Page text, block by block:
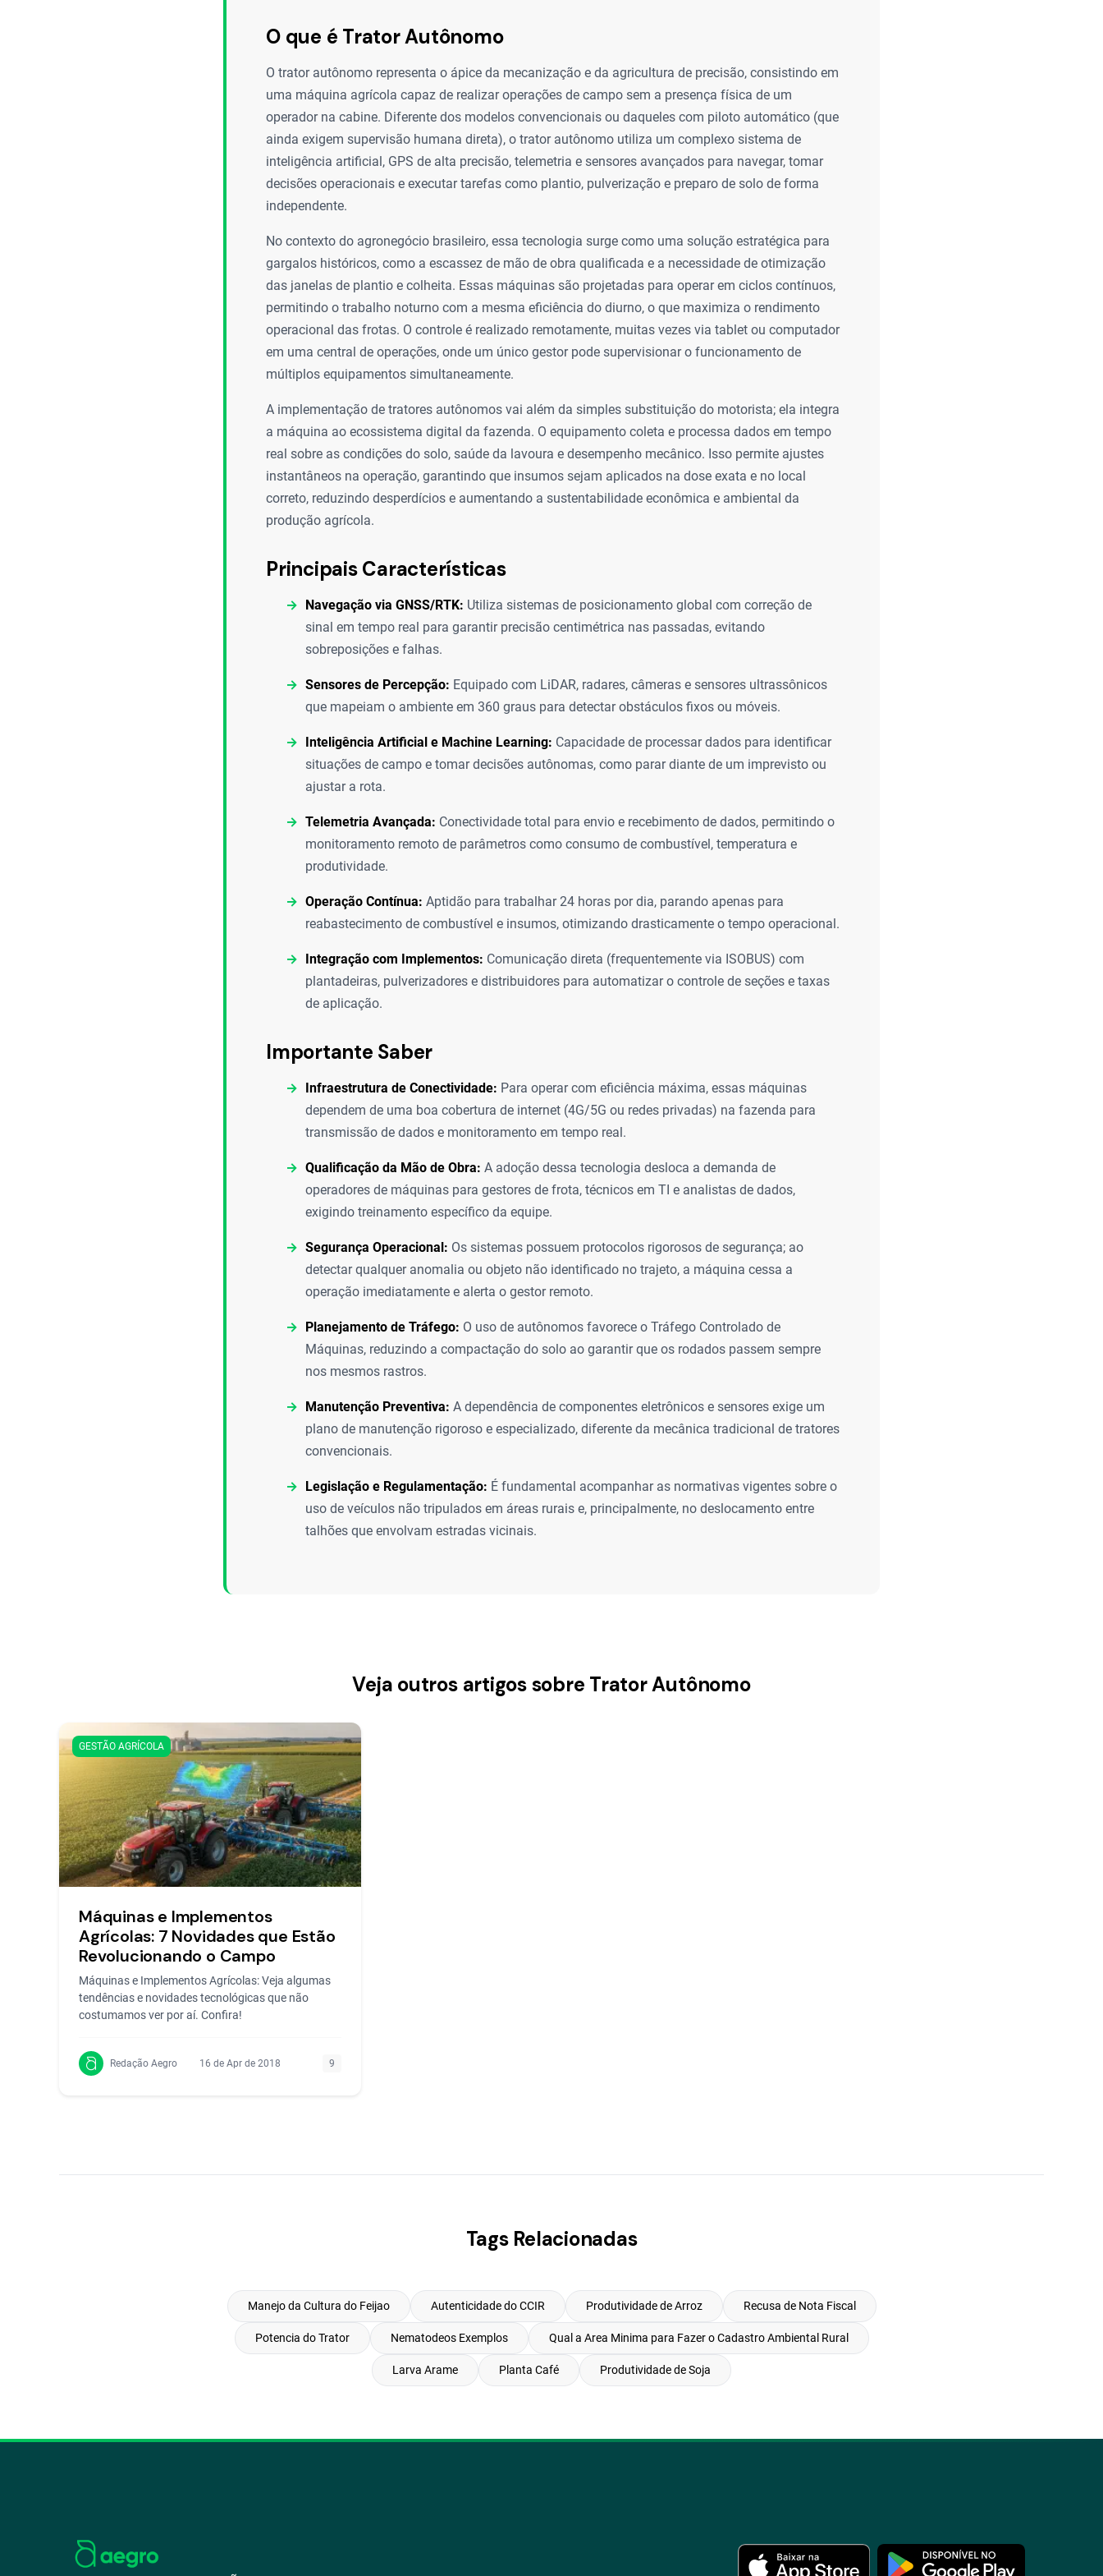
O que é Trator Autônomo
O trator autônomo representa o ápice da mecanização e da agricultura de precisão, consistindo em
uma máquina agrícola capaz de realizar operações de campo sem a presença física de um
operador na cabine. Diferente dos modelos convencionais ou daqueles com piloto automático (que
ainda exigem supervisão humana direta), o trator autônomo utiliza um complexo sistema de
inteligência artificial, GPS de alta precisão, telemetria e sensores avançados para navegar, tomar
decisões operacionais e executar tarefas como plantio, pulverização e preparo de solo de forma
independente.
No contexto do agronegócio brasileiro, essa tecnologia surge como uma solução estratégica para
gargalos históricos, como a escassez de mão de obra qualificada e a necessidade de otimização
das janelas de plantio e colheita. Essas máquinas são projetadas para operar em ciclos contínuos,
permitindo o trabalho noturno com a mesma eficiência do diurno, o que maximiza o rendimento
operacional das frotas. O controle é realizado remotamente, muitas vezes via tablet ou computador
em uma central de operações, onde um único gestor pode supervisionar o funcionamento de
múltiplos equipamentos simultaneamente.
A implementação de tratores autônomos vai além da simples substituição do motorista; ela integra
a máquina ao ecossistema digital da fazenda. O equipamento coleta e processa dados em tempo
real sobre as condições do solo, saúde da lavoura e desempenho mecânico. Isso permite ajustes
instantâneos na operação, garantindo que insumos sejam aplicados na dose exata e no local
correto, reduzindo desperdícios e aumentando a sustentabilidade econômica e ambiental da
produção agrícola.
Principais Características
Navegação via GNSS/RTK: Utiliza sistemas de posicionamento global com correção de
sinal em tempo real para garantir precisão centimétrica nas passadas, evitando
sobreposições e falhas.
Sensores de Percepção: Equipado com LiDAR, radares, câmeras e sensores ultrassônicos
que mapeiam o ambiente em 360 graus para detectar obstáculos fixos ou móveis.
Inteligência Artificial e Machine Learning: Capacidade de processar dados para identificar
situações de campo e tomar decisões autônomas, como parar diante de um imprevisto ou
ajustar a rota.
Telemetria Avançada: Conectividade total para envio e recebimento de dados, permitindo o
monitoramento remoto de parâmetros como consumo de combustível, temperatura e
produtividade.
Operação Contínua: Aptidão para trabalhar 24 horas por dia, parando apenas para
reabastecimento de combustível e insumos, otimizando drasticamente o tempo operacional.
Integração com Implementos: Comunicação direta (frequentemente via ISOBUS) com
plantadeiras, pulverizadores e distribuidores para automatizar o controle de seções e taxas
de aplicação.
Importante Saber
Infraestrutura de Conectividade: Para operar com eficiência máxima, essas máquinas
dependem de uma boa cobertura de internet (4G/5G ou redes privadas) na fazenda para
transmissão de dados e monitoramento em tempo real.
Qualificação da Mão de Obra: A adoção dessa tecnologia desloca a demanda de
operadores de máquinas para gestores de frota, técnicos em TI e analistas de dados,
exigindo treinamento específico da equipe.
Segurança Operacional: Os sistemas possuem protocolos rigorosos de segurança; ao
detectar qualquer anomalia ou objeto não identificado no trajeto, a máquina cessa a
operação imediatamente e alerta o gestor remoto.
Planejamento de Tráfego: O uso de autônomos favorece o Tráfego Controlado de
Máquinas, reduzindo a compactação do solo ao garantir que os rodados passem sempre
nos mesmos rastros.
Manutenção Preventiva: A dependência de componentes eletrônicos e sensores exige um
plano de manutenção rigoroso e especializado, diferente da mecânica tradicional de tratores
convencionais.
Legislação e Regulamentação: É fundamental acompanhar as normativas vigentes sobre o
uso de veículos não tripulados em áreas rurais e, principalmente, no deslocamento entre
talhões que envolvam estradas vicinais.
Veja outros artigos sobre Trator Autônomo
GESTÃO AGRÍCOLA
Máquinas e Implementos
Agrícolas: 7 Novidades que Estão
Revolucionando o Campo
Máquinas e Implementos Agrícolas: Veja algumas
tendências e novidades tecnológicas que não
costumamos ver por aí. Confira!
Redação Aegro 16 de Apr de 2018 9
Tags Relacionadas
Manejo da Cultura do Feijao Autenticidade do CCIR Produtividade de Arroz Recusa de Nota Fiscal
Potencia do Trator Nematodeos Exemplos Qual a Area Minima para Fazer o Cadastro Ambiental Rural
Larva Arame Planta Café Produtividade de Soja